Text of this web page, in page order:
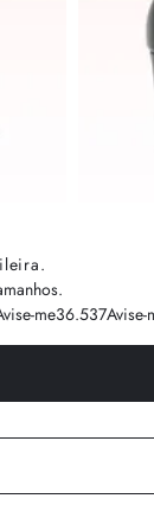
.
.
me36.537Avise-